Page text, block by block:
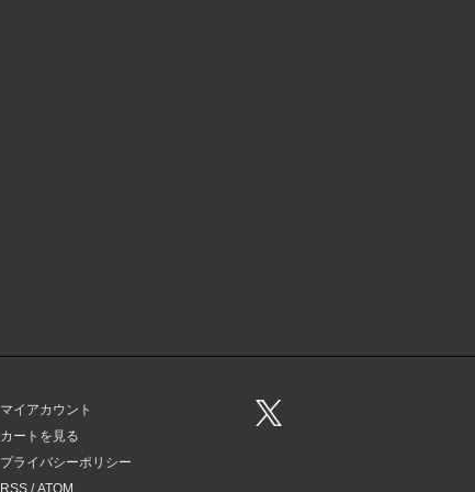
マイアカウント
カートを見る
プライバシーポリシー
RSS /ATOM